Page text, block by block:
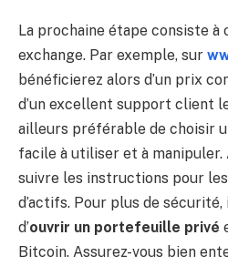
La prochaine étape consiste
exchange. Par exemple, sur
bénéficierez alors d’un prix
d’un excellent support client
ailleurs préférable de choisir
facile à utiliser et à manipuler.
suivre les instructions pour
d’actifs. Pour plus de
d’ouvrir un portefeuille privé
Bitcoin. Assurez-vous bien